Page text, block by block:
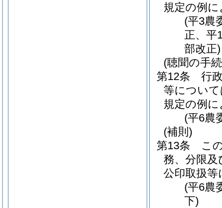
規定の例
(平3農
正、平
部改正)
(聴聞の手
第12条
行
等につい
規定の例
(平6農
(補則)
第13条
こ
務、分限及
公印取扱
(平6農
下)